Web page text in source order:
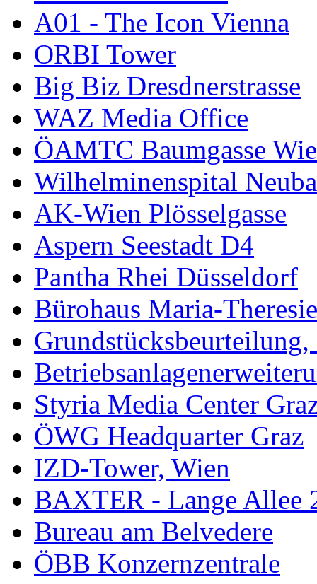
A01 - The Icon Vienna
ORBI Tower
Big Biz Dresdnerstrasse
WAZ Media Office
ÖAMTC Baumgasse
Wilhelminenspital
AK-Wien Plösselgasse
Aspern Seestadt D4
Pantha Rhei Düsseldorf
Bürohaus Maria-
Styria Media Center
ÖWG Headquarter Graz
IZD-Tower, Wien
BAXTER - Lange Allee
Bureau am Belvedere
ÖBB Konzernzentrale